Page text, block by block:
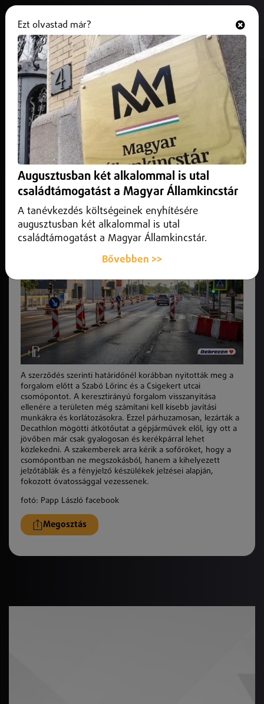
Korábban megnyitották a
forgalom előtt a Szabó Lőrinc és a
Csigekert utcai csomópontot
2026. június 05.Debrecen Közlekedés
A szakemberek arra kérik a sofőröket, hogy a
csomópontban ne megszokásból, hanem a kihelyezett
jelzőtáblák és a fényjelző készülékek jelzései alapján,
fokozott óvatossággal vezessenek.
A szerződés szerinti határidőnél korábban nyitották meg a
forgalom előtt a Szabó Lőrinc és a Csigekert utcai
csomópontot. A keresztirányú forgalom visszanyitása
ellenére a területen még számítani kell kisebb javítási
munkákra és korlátozásokra. Ezzel párhuzamosan, lezárták a
Decathlon mögötti átkötőutat a gépjárművek elől, így ott a
jövőben már csak gyalogosan és kerékpárral lehet
közlekedni. A szakemberek arra kérik a sofőröket, hogy a
csomópontban ne megszokásból, hanem a kihelyezett
jelzőtáblák és a fényjelző készülékek jelzései alapján,
fokozott óvatossággal vezessenek.
fotó: Papp László facebook
Megosztás
Ezt olvastad már?
Augusztusban két alkalommal is utal
családtámogatást a Magyar Államkincstár
A tanévkezdés költségeinek enyhítésére
augusztusban két alkalommal is utal
családtámogatást a Magyar Államkincstár.
Bővebben >>